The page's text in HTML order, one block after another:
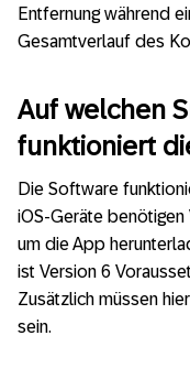
Entfernung während
Gesamtverlauf des
Auf welchen
funktioniert
Die Software
iOS-Geräte
um die App
ist Version 6
Zusätzlich müssen
sein.